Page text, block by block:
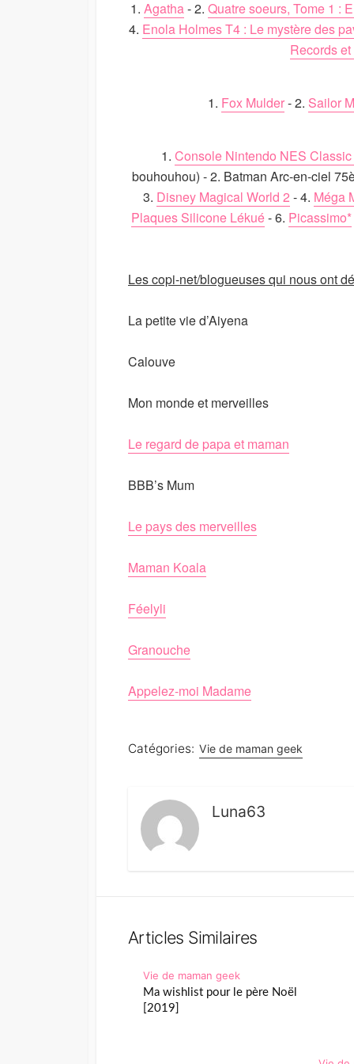
1. Agatha- 2. Quatre soeurs, Tome 1 :
4. Enola Holmes T4 : Le mystère des
Records
1. Fox Mulder- 2. Sailor
1. Console Nintendo NES
bouhouhou) - 2. Batman Arc-en-ciel
3. Disney Magical World 2 - 4. Méga
Plaques Silicone Lékué- 6. Picassimo*
Les copi-net/blogueuses qui nous ont
La petite vie d’Aiyena
Calouve
Mon monde et merveilles
Le regard de papa et maman
BBB’s Mum
Le pays des merveilles
Maman Koala
Féelyli
Granouche
Appelez-moi Madame
Catégories: Vie de maman geek
Luna63
Articles Similaires
Vie de maman geek
Ma wishlist pour le père Noël
[2019]